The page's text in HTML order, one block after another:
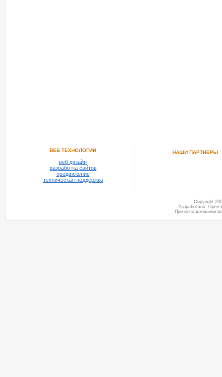
ВЕБ ТЕХНОЛОГИИ
веб дизайн
разработка сайтов
продвижение
техническая поддержка
НАШИ ПАРТНЕРЫ
Copyright
Разработано:
При использовании